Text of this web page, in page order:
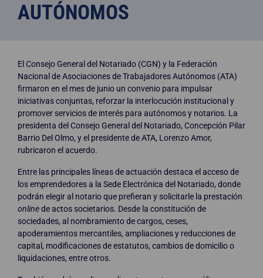
AUTÓNOMOS
El Consejo General del Notariado (CGN) y la Federación
Nacional de Asociaciones de Trabajadores Autónomos (ATA)
firmaron en el mes de junio un convenio para impulsar
iniciativas conjuntas, reforzar la interlocución institucional y
promover servicios de interés para autónomos y notarios. La
presidenta del Consejo General del Notariado, Concepción Pilar
Barrio Del Olmo, y el presidente de ATA, Lorenzo Amor,
rubricaron el acuerdo.
Entre las principales líneas de actuación destaca el acceso de
los emprendedores a la Sede Electrónica del Notariado, donde
podrán elegir al notario que prefieran y solicitarle la prestación
onlinede actos societarios. Desde la constitución de
sociedades, al nombramiento de cargos, ceses,
apoderamientos mercantiles, ampliaciones y reducciones de
capital, modificaciones de estatutos, cambios de domicilio o
liquidaciones, entre otros.